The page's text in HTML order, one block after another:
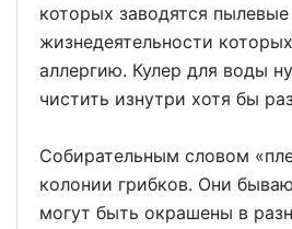
которых заводятся
жизнедеятельности
аллергию. Кулер для воды
чистить изнутри хотя бы
Собирательным словом
колонии грибков. Они
могут быть окрашены в